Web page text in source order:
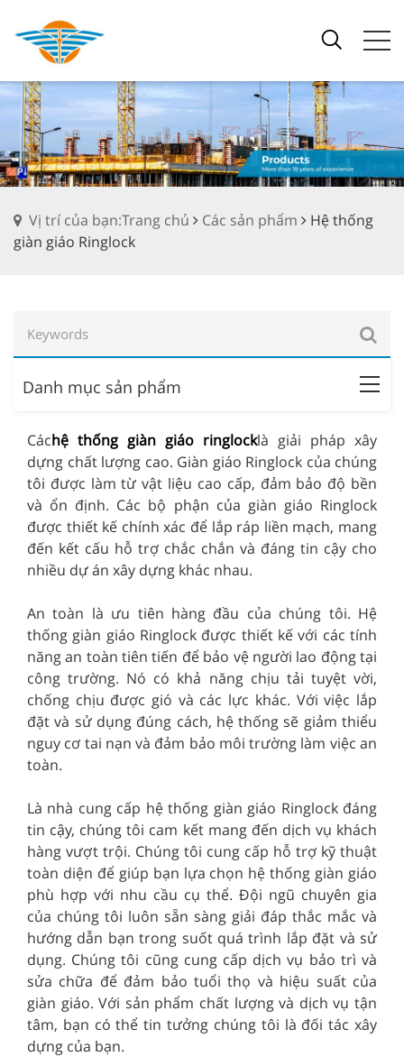
Vị trí của bạn:Trang chủ Các sản phẩm
Hệ thống
giàn giáo Ringlock
Danh mục sản phẩm
Cáchệ thống giàn giáo ringlocklà giải pháp xây
dựng chất lượng cao. Giàn giáo Ringlock của chúng
tôi được làm từ vật liệu cao cấp, đảm bảo độ bền
và ổn định. Các bộ phận của giàn giáo Ringlock
được thiết kế chính xác để lắp ráp liền mạch, mang
đến kết cấu hỗ trợ chắc chắn và đáng tin cậy cho
nhiều dự án xây dựng khác nhau.
An toàn là ưu tiên hàng đầu của chúng tôi. Hệ
thống giàn giáo Ringlock được thiết kế với các tính
năng an toàn tiên tiến để bảo vệ người lao động tại
công trường. Nó có khả năng chịu tải tuyệt vời,
chống chịu được gió và các lực khác. Với việc lắp
đặt và sử dụng đúng cách, hệ thống sẽ giảm thiểu
nguy cơ tai nạn và đảm bảo môi trường làm việc an
toàn.
Là nhà cung cấp hệ thống giàn giáo Ringlock đáng
tin cậy, chúng tôi cam kết mang đến dịch vụ khách
hàng vượt trội. Chúng tôi cung cấp hỗ trợ kỹ thuật
toàn diện để giúp bạn lựa chọn hệ thống giàn giáo
phù hợp với nhu cầu cụ thể. Đội ngũ chuyên gia
của chúng tôi luôn sẵn sàng giải đáp thắc mắc và
hướng dẫn bạn trong suốt quá trình lắp đặt và sử
dụng. Chúng tôi cũng cung cấp dịch vụ bảo trì và
sửa chữa để đảm bảo tuổi thọ và hiệu suất của
giàn giáo. Với sản phẩm chất lượng và dịch vụ tận
tâm, bạn có thể tin tưởng chúng tôi là đối tác xây
dựng của bạn.